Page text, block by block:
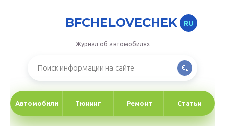
BFCHELOVECHEK RU
Журнал об автомобилях
Автомобили Тюнинг Ремонт Статьи